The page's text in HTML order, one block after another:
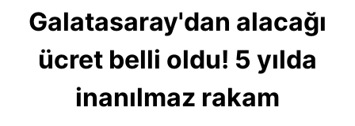
Galatasaray'dan alacağı
ücret belli oldu! 5 yılda
inanılmaz rakam